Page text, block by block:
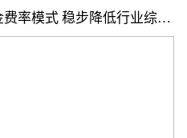
率模式 稳步降低行业综合